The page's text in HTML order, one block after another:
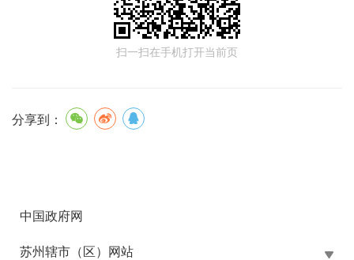
扫一扫在手机打开当前页
分享到：
中国政府网
苏州辖市（区）网站